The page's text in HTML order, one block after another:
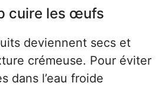
cuire les œufs
deviennent secs et
crémeuse. Pour éviter
dans l’eau froide